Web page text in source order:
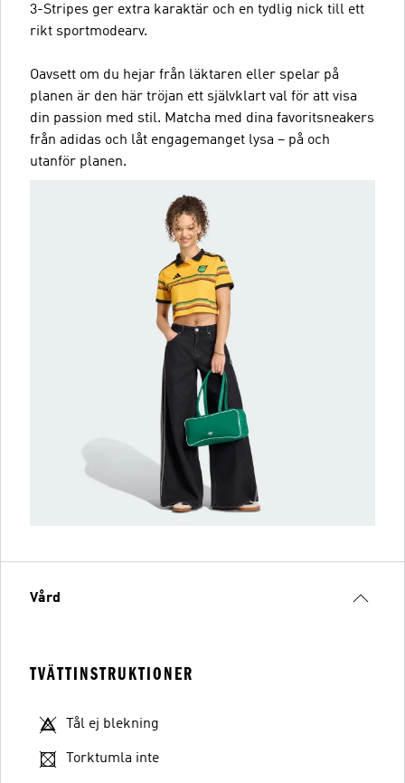
3-Stripes ger extra karaktär och en tydlig nick till ett
rikt sportmodearv.
Oavsett om du hejar från läktaren eller spelar på
planen är den här tröjan ett självklart val för att visa
din passion med stil. Matcha med dina favoritsneakers
från adidas och låt engagemanget lysa – på och
utanför planen.
Vård
TVÄTTINSTRUKTIONER
Tål ej blekning
Torktumla inte